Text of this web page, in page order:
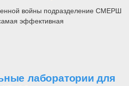
войны подразделение СМЕРШ
эффективная
лаборатории для